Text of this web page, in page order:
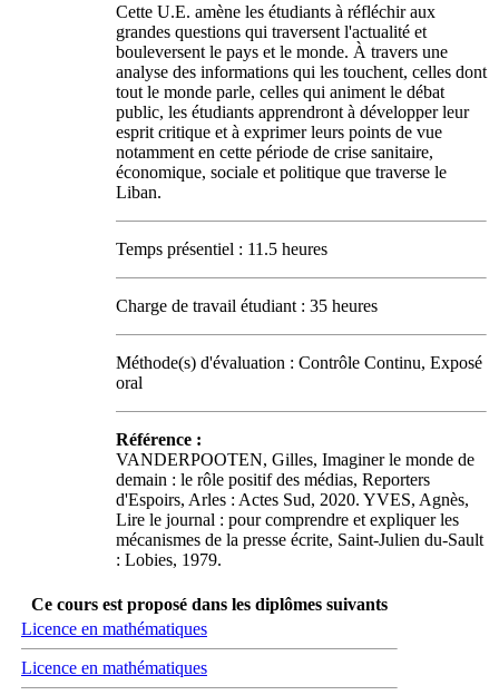
Cette U.E. amène les étudiants à réfléchir aux
grandes questions qui traversent l'actualité et
bouleversent le pays et le monde. À travers une
analyse des informations qui les touchent, celles dont
tout le monde parle, celles qui animent le débat
public, les étudiants apprendront à développer leur
esprit critique et à exprimer leurs points de vue
notamment en cette période de crise sanitaire,
économique, sociale et politique que traverse le
Liban.
Temps présentiel : 11.5 heures
Charge de travail étudiant : 35 heures
Méthode(s) d'évaluation : Contrôle Continu, Exposé
oral
Référence :
VANDERPOOTEN, Gilles, Imaginer le monde de
demain : le rôle positif des médias, Reporters
d'Espoirs, Arles : Actes Sud, 2020. YVES, Agnès,
Lire le journal : pour comprendre et expliquer les
mécanismes de la presse écrite, Saint-Julien du-Sault
: Lobies, 1979.
Ce cours est proposé dans les diplômes suivants
Licence en mathématiques
Licence en mathématiques